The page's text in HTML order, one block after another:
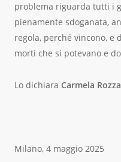
problema riguarda tutti i
pienamente sdoganata,
regola, perché vincono, e
morti che si potevano e
Lo dichiara Carmela Rozza
Milano, 4 maggio 2025